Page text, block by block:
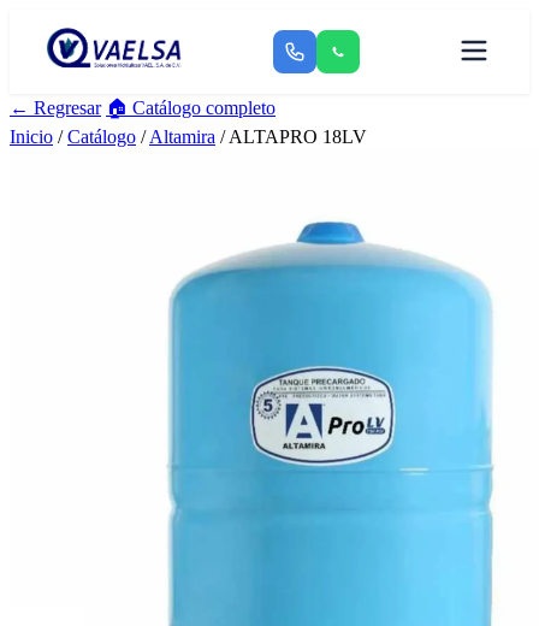
← Regresar 🏠 Catálogo completo
Inicio /Catálogo /Altamira / ALTAPRO 18LV